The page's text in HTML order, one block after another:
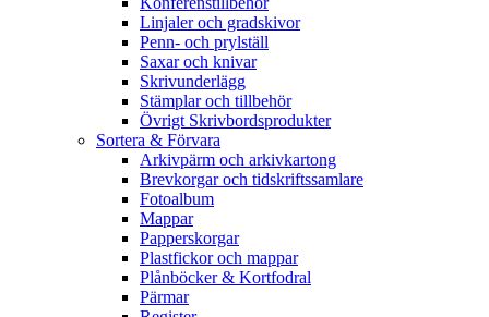
Linjaler och gradskivor
Penn- och prylställ
Saxar och knivar
Skrivunderlägg
Stämplar och tillbehör
Övrigt Skrivbordsprodukter
Sortera & Förvara
Arkivpärm och arkivkartong
Brevkorgar och tidskriftssamlare
Fotoalbum
Mappar
Papperskorgar
Plastfickor och mappar
Plånböcker & Kortfodral
Pärmar